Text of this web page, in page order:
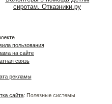
пользования
на сайте
связь
рекламы
сайта: Полезные системы